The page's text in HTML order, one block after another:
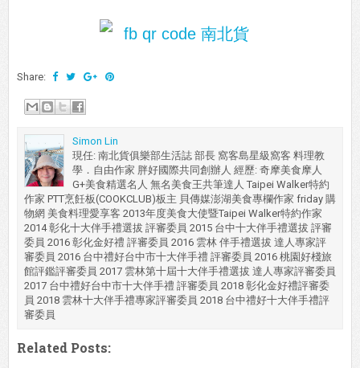
Share:
Simon Lin
現任: 南北貨俱樂部生活誌 部長 窩客島星級窩客 料理教
學．自由作家 胖好國際共同創辦人 經歷: 奇摩美食摩人
G+美食精選名人 無名美食王共筆達人 Taipei Walker特約
作家 PTT烹飪板(COOKCLUB)板主 貝傳媒澎湖美食專欄作家 friday 購
物網 美食料理愛享客 2013年度美食大使暨Taipei Walker特約作家
2014 彰化十大伴手禮選拔 評審委員 2015 台中十大伴手禮選拔 評審
委員 2016 彰化金好禮 評審委員 2016 雲林 伴手禮選拔 達人專家評
審委員 2016 台中禮好台中市十大伴手禮 評審委員 2016 桃園好棧旅
館評鑑評審委員 2017 雲林第十屆十大伴手禮選拔 達人專家評審委員
2017 台中禮好台中市十大伴手禮 評審委員 2018 彰化金好禮評審委
員 2018 雲林十大伴手禮專家評審委員 2018 台中禮好十大伴手禮評
審委員
Related Posts: